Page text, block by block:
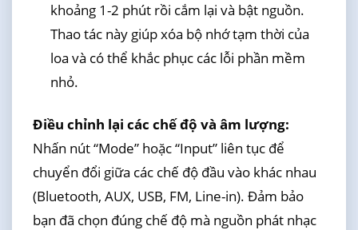
khoảng 1-2 phút rồi cắm lại và bật nguồn.
Thao tác này giúp xóa bộ nhớ tạm thời của
loa và có thể khắc phục các lỗi phần mềm
nhỏ.
Điều chỉnh lại các chế độ và âm lượng:
Nhấn nút “Mode” hoặc “Input” liên tục để
chuyển đổi giữa các chế độ đầu vào khác nhau
(Bluetooth, AUX, USB, FM, Line-in). Đảm bảo
bạn đã chọn đúng chế độ mà nguồn phát nhạc